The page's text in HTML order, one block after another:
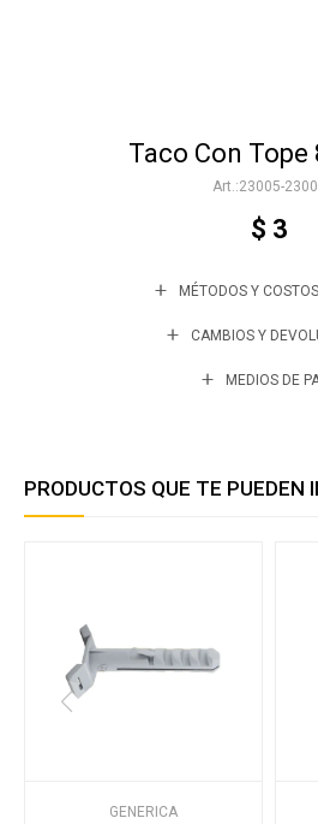
Taco Con Tope
23005-
$ 3
MÉTODOS Y
CAMBIOS Y
MEDIOS DE
PRODUCTOS QUE TE PUEDEN
GENERICA